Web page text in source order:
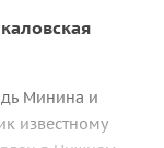
Минина и
известному